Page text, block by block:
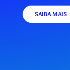
SAIBA MAIS